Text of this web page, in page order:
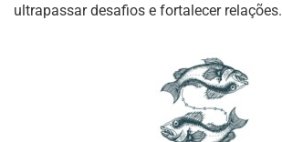
ultrapassar desafios e fortalecer relações.